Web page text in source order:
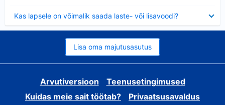
Kas lapsele on võimalik saada laste- või lisavoodi?
Lisa oma majutusasutus
Arvutiversioon
Teenusetingimused
Kuidas meie sait töötab?
Privaatsusavaldus